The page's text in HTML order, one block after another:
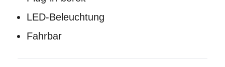
LED-Beleuchtung
Fahrbar